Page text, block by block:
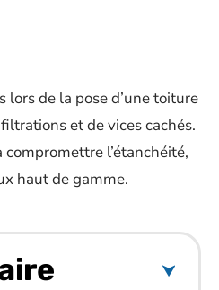
lors de la pose d’une toiture
et de vices cachés.
l’étanchéité,
haut de gamme.